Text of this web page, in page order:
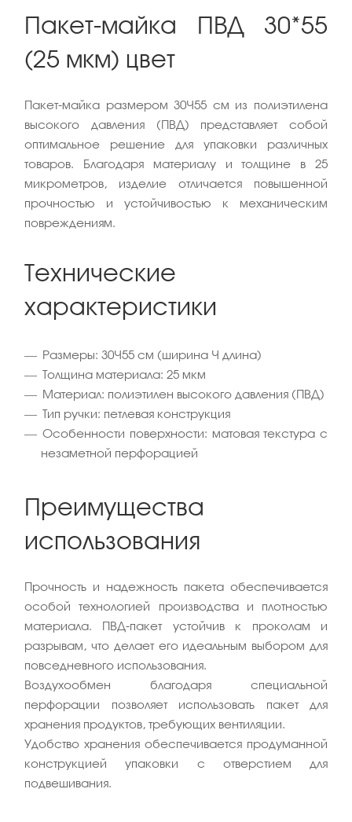
Пакет-майка ПВД 30*55
(25 мкм) цвет
Пакет-майка размером 30×55 см из полиэтилена
высокого давления (ПВД) представляет собой
оптимальное решение для упаковки различных
товаров. Благодаря материалу и толщине в 25
микрометров, изделие отличается повышенной
прочностью и устойчивостью к механическим
повреждениям.
Технические
характеристики
Размеры: 30×55 см (ширина × длина)
Толщина материала: 25 мкм
Материал: полиэтилен высокого давления (ПВД)
Тип ручки: петлевая конструкция
Особенности поверхности: матовая текстура с
незаметной перфорацией
Преимущества
использования
Прочность и надежность пакета обеспечивается
особой технологией производства и плотностью
материала. ПВД-пакет устойчив к проколам и
разрывам, что делает его идеальным выбором для
повседневного использования.
Воздухообмен благодаря специальной
перфорации позволяет использовать пакет для
хранения продуктов, требующих вентиляции.
Удобство хранения обеспечивается продуманной
конструкцией упаковки с отверстием для
подвешивания.